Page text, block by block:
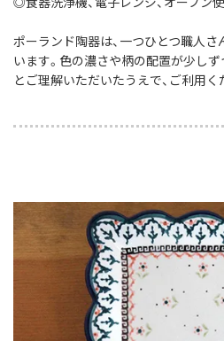
ポーランド陶器は、一つひとつ職人
います。色の濃さや柄の配置が少し
とご理解いただいたうえで、ご利用く